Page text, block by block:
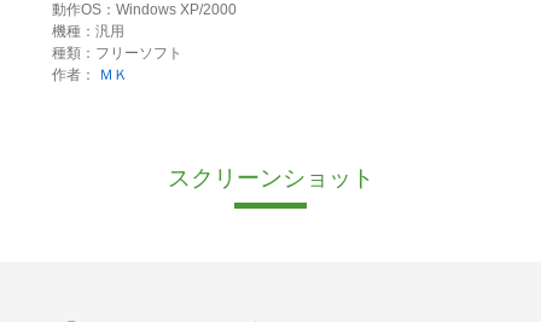
動作OS：Windows XP/2000
機種：汎用
種類：フリーソフト
作者：
ＭＫ
スクリーンショット